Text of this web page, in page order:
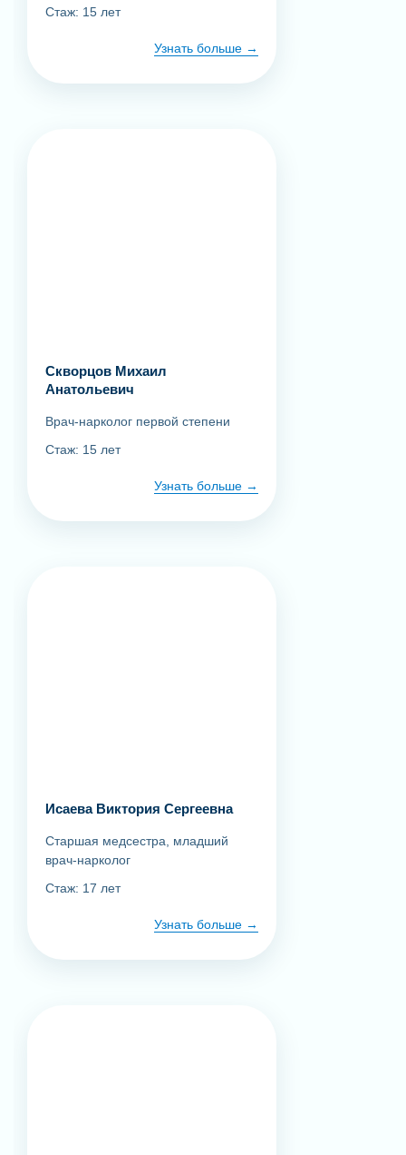
Стаж: 15 лет
Узнать больше
Скворцов Михаил
Анатольевич
Врач-нарколог первой степени
Стаж: 15 лет
Узнать больше
Исаева Виктория Сергеевна
Старшая медсестра, младший
врач-нарколог
Стаж: 17 лет
Узнать больше